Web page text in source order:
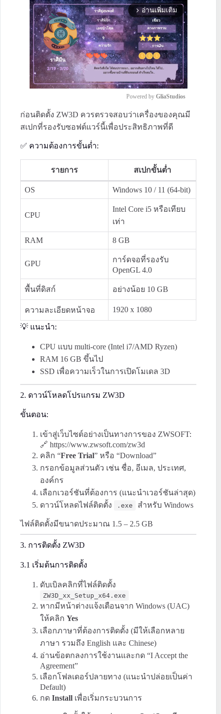
arrow_forward_ios อ่านเพิ่มเติม
M
u
Powered by GliaStudios
ก่อนติดตั้ง ZW3D ควรตรวจสอบว่าเครื่องของคุณมี
สเปกที่รองรับซอฟต์แวร์นี้เพื่อประสิทธิภาพที่ดี
✅ ความต้องการขั้นต่ำ:
รายการ สเปกขั้นต่ำ
OS Windows 10 / 11 (64-bit)
CPU
Intel Core i5 หรือเทียบ
เท่า
RAM 8 GB
GPU
การ์ดจอที่รองรับ
OpenGL 4.0
พื้นที่ดิสก์ อย่างน้อย 10 GB
ความละเอียดหน้าจอ 1920 x 1080
💡 แนะนำ:
CPU แบบ multi-core (Intel i7/AMD Ryzen)
RAM 16 GB ขึ้นไป
SSD เพื่อความเร็วในการเปิดโมเดล 3D
2. ดาวน์โหลดโปรแกรม ZW3D
ขั้นตอน:
เข้าสู่เว็บไซต์อย่างเป็นทางการของ ZWSOFT:
🔗 https://www.zwsoft.com/zw3d
คลิก “Free Trial” หรือ “Download”
กรอกข้อมูลส่วนตัว เช่น ชื่อ, อีเมล, ประเทศ,
องค์กร
เลือกเวอร์ชันที่ต้องการ (แนะนำเวอร์ชันล่าสุด)
ดาวน์โหลดไฟล์ติดตั้ง
.exe สำหรับ Windows
ไฟล์ติดตั้งมีขนาดประมาณ 1.5 – 2.5 GB
3. การติดตั้ง ZW3D
3.1 เริ่มต้นการติดตั้ง
ดับเบิลคลิกที่ไฟล์ติดตั้ง
ZW3D_xx_Setup_x64.exe
หากมีหน้าต่างแจ้งเตือนจาก Windows (UAC)
ให้คลิก Yes
เลือกภาษาที่ต้องการติดตั้ง (มีให้เลือกหลาย
ภาษา รวมถึง English และ Chinese)
อ่านข้อตกลงการใช้งานและกด “I Accept the
Agreement”
เลือกโฟลเดอร์ปลายทาง (แนะนำปล่อยเป็นค่า
Default)
กด Install เพื่อเริ่มกระบวนการ